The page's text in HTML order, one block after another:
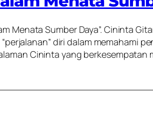
Menata Sumber Daya”. Cininta
diri dalam memahami
Cininta yang berkesempatan